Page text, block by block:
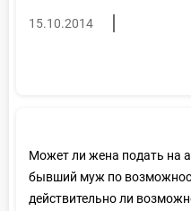
15.10.2014
Может ли жена подать на
бывший муж по
действительно ли